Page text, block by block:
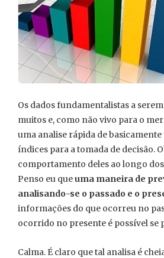
Os dados fundamentalistas a
muitos e, como não vivo para o
uma analise rápida de
índices para a tomada de decisão.
comportamento deles ao longo
Penso eu queuma maneira de
analisando-se o passado e o
informações do que ocorreu no
ocorrido no presente é possível se
Calma. É claro que tal analisa é